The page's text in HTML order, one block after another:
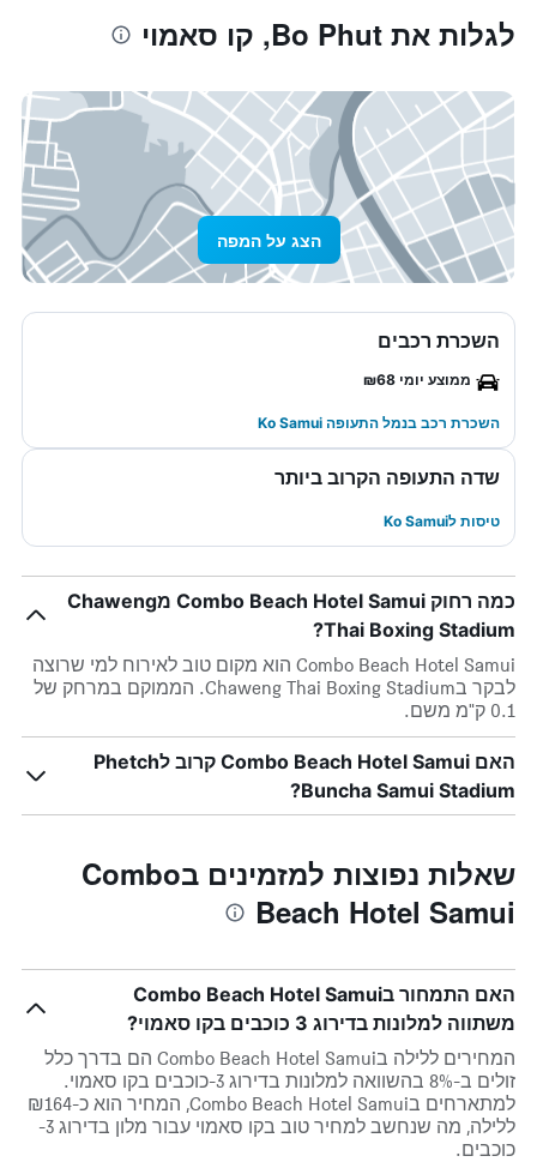
לגלות את Bo Phut, קו סאמוי
הצג על המפה
השכרת רכבים
ממוצע יומי ₪68
השכרת רכב בנמל התעופה Ko Samui
שדה התעופה הקרוב ביותר
טיסות לKo Samui
כמה רחוק Combo Beach Hotel Samui מChaweng
Thai Boxing Stadium?
Combo Beach Hotel Samui הוא מקום טוב לאירוח למי שרוצה
לבקר בChaweng Thai Boxing Stadium. הממוקם במרחק של
0.1 ק"מ משם.
האם Combo Beach Hotel Samui קרוב לPhetch
Buncha Samui Stadium?
שאלות נפוצות למזמינים בCombo
Beach Hotel Samui
האם התמחור בCombo Beach Hotel Samui
משתווה למלונות בדירוג 3 כוכבים בקו סאמוי?
המחירים ללילה בCombo Beach Hotel Samui הם בדרך כלל
זולים ב-8% בהשוואה למלונות בדירוג 3-כוכבים בקו סאמוי.
למתארחים בCombo Beach Hotel Samui, המחיר הוא כ-₪164
ללילה, מה שנחשב למחיר טוב בקו סאמוי עבור מלון בדירוג 3-
כוכבים.